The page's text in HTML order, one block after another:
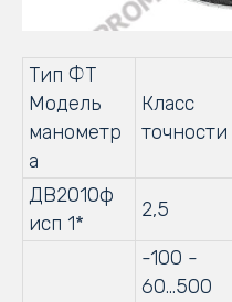
Тип ФТ
Модель
манометр
а
Класс
точности
ДВ2010ф
исп 1*
2,5
-100 -
60...500